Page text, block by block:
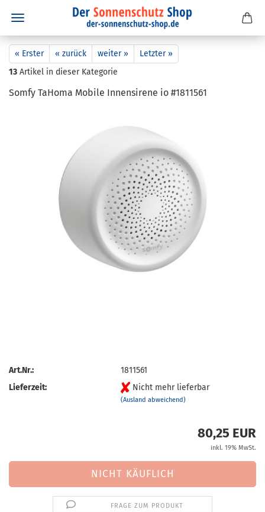
« Erster « zurück weiter »
Letzter »
13 Artikel in dieser Kategorie
Somfy TaHo­ma Mo­bi­le In­nen­si­re­ne io #1811561
Art.Nr.:
1811561
Lieferzeit:
Nicht mehr lieferbar
(Ausland abweichend)
80,25 EUR
inkl. 19% MwSt.
FRAGE ZUM PRODUKT